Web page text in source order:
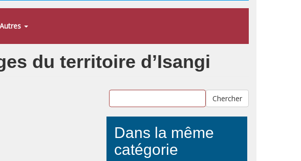
Autres
du territoire d’Isangi
Chercher
Dans la même
catégorie